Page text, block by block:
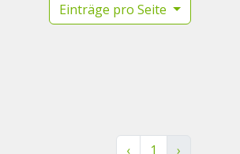
Einträge pro Seite
‹ 1 ›